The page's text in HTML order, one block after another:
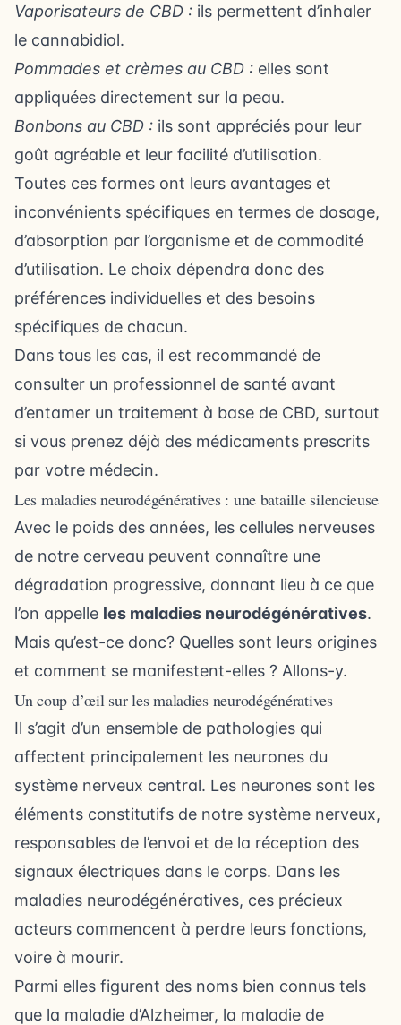
Vaporisateurs de CBD : ils permettent d’inhaler
le cannabidiol.
Pommades et crèmes au CBD : elles sont
appliquées directement sur la peau.
Bonbons au CBD : ils sont appréciés pour leur
goût agréable et leur facilité d’utilisation.
Toutes ces formes ont leurs avantages et
inconvénients spécifiques en termes de dosage,
d’absorption par l’organisme et de commodité
d’utilisation. Le choix dépendra donc des
préférences individuelles et des besoins
spécifiques de chacun.
Dans tous les cas, il est recommandé de
consulter un professionnel de santé avant
d’entamer un traitement à base de CBD, surtout
si vous prenez déjà des médicaments prescrits
par votre médecin.
Les maladies neurodégénératives : une bataille silencieuse
Avec le poids des années, les cellules nerveuses
de notre cerveau peuvent connaître une
dégradation progressive, donnant lieu à ce que
l’on appelle les maladies neurodégénératives.
Mais qu’est-ce donc? Quelles sont leurs origines
et comment se manifestent-elles ? Allons-y.
Un coup d’œil sur les maladies neurodégénératives
Il s’agit d’un ensemble de pathologies qui
affectent principalement les neurones du
système nerveux central. Les neurones sont les
éléments constitutifs de notre système nerveux,
responsables de l’envoi et de la réception des
signaux électriques dans le corps. Dans les
maladies neurodégénératives, ces précieux
acteurs commencent à perdre leurs fonctions,
voire à mourir.
Parmi elles figurent des noms bien connus tels
que la maladie d’Alzheimer, la maladie de